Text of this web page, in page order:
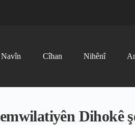
Cîhan Nihênî
Dihokê